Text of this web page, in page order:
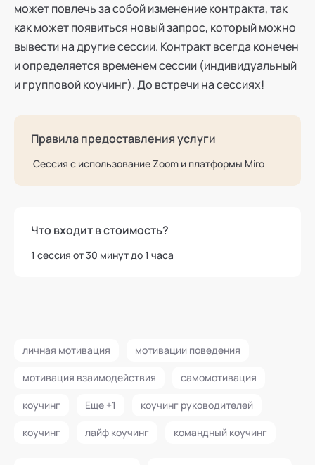
может повлечь за собой изменение контракта, так
как может появиться новый запрос, который можно
вывести на другие сессии. Контракт всегда конечен
и определяется временем сессии (индивидуальный
и групповой коучинг). До встречи на сессиях!
Правила предоставления услуги
Сессия с использование Zoom и платформы Miro
Что входит в стоимость?
1 сессия от 30 минут до 1 часа
личная мотивация мотивации поведения
мотивация взаимодействия самомотивация
коучинг Еще +1 коучинг руководителей
коучинг лайф коучинг командный коучинг